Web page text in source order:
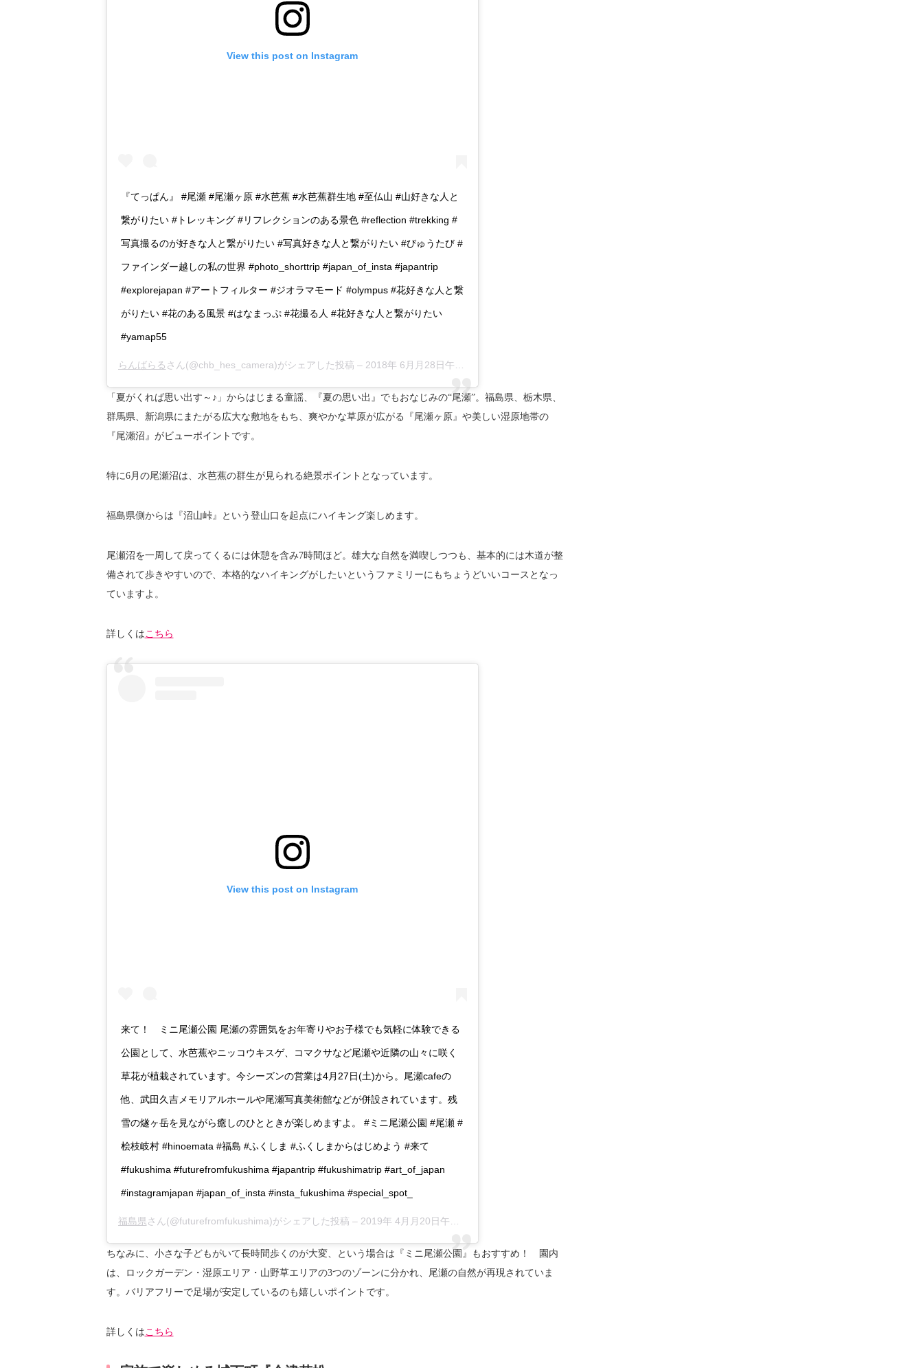
View this post on Instagram
『てっぱん』 #尾瀬 #尾瀬ヶ原 #水芭蕉 #水芭蕉群生地 #至仏山 #山好きな人と
繋がりたい #トレッキング #リフレクションのある景色 #reflection #trekking #
写真撮るのが好きな人と繋がりたい #写真好きな人と繋がりたい #びゅうたび #
ファインダー越しの私の世界 #photo_shorttrip #japan_of_insta #japantrip
#explorejapan #アートフィルター #ジオラマモード #olympus #花好きな人と繋
がりたい #花のある風景 #はなまっぷ #花撮る人 #花好きな人と繋がりたい
#yamap55
らんばらる さん(@chb_hes_camera)がシェアした投稿 – 2018年 6月月28日午前9時17分PDT
「夏がくれば思い出す～♪」からはじまる童謡、『夏の思い出』でもおなじみの“尾瀬”。福島県、栃木県、
群馬県、新潟県にまたがる広大な敷地をもち、爽やかな草原が広がる『尾瀬ヶ原』や美しい湿原地帯の
『尾瀬沼』がビューポイントです。
特に6月の尾瀬沼は、水芭蕉の群生が見られる絶景ポイントとなっています。
福島県側からは『沼山峠』という登山口を起点にハイキング楽しめます。
尾瀬沼を一周して戻ってくるには休憩を含み7時間ほど。雄大な自然を満喫しつつも、基本的には木道が整
備されて歩きやすいので、本格的なハイキングがしたいというファミリーにもちょうどいいコースとなっ
ていますよ。
詳しくはこちら
View this post on Instagram
来て！ ミニ尾瀬公園 尾瀬の雰囲気をお年寄りやお子様でも気軽に体験できる
公園として、水芭蕉やニッコウキスゲ、コマクサなど尾瀬や近隣の山々に咲く
草花が植栽されています。今シーズンの営業は4月27日(土)から。尾瀬cafeの
他、武田久吉メモリアルホールや尾瀬写真美術館などが併設されています。残
雪の燧ヶ岳を見ながら癒しのひとときが楽しめますよ。 #ミニ尾瀬公園 #尾瀬 #
桧枝岐村 #hinoemata #福島 #ふくしま #ふくしまからはじめよう #来て
#fukushima #futurefromfukushima #japantrip #fukushimatrip #art_of_japan
#instagramjapan #japan_of_insta #insta_fukushima #special_spot_
福島県さん(@futurefromfukushima)がシェアした投稿 – 2019年 4月月20日午前6時31分PDT
ちなみに、小さな子どもがいて長時間歩くのが大変、という場合は『ミニ尾瀬公園』もおすすめ！ 園内
は、ロックガーデン・湿原エリア・山野草エリアの3つのゾーンに分かれ、尾瀬の自然が再現されていま
す。バリアフリーで足場が安定しているのも嬉しいポイントです。
詳しくはこちら